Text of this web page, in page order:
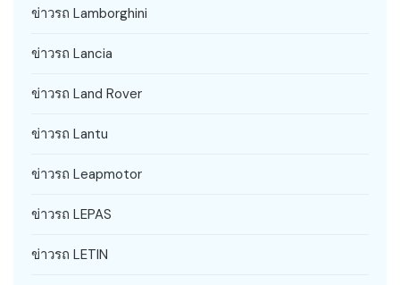
ข่าวรถ Lamborghini
ข่าวรถ Lancia
ข่าวรถ Land Rover
ข่าวรถ Lantu
ข่าวรถ Leapmotor
ข่าวรถ LEPAS
ข่าวรถ LETIN